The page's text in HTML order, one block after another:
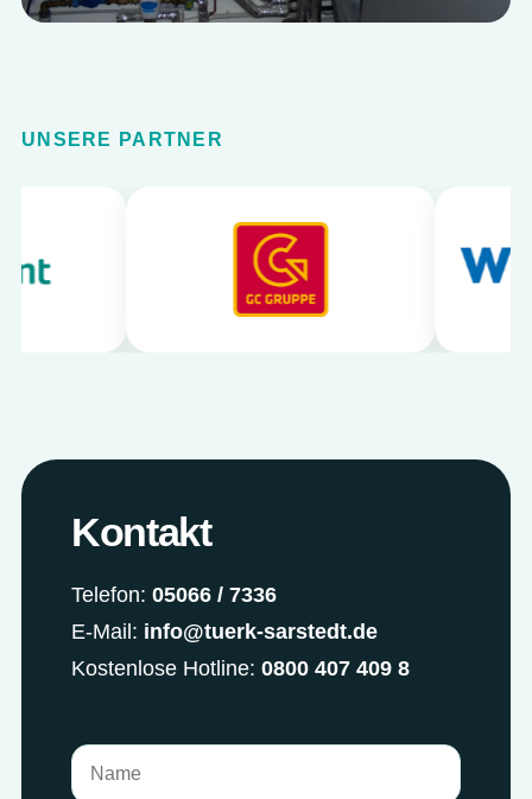
UNSERE PARTNER
Kontakt
Telefon: 05066 / 7336
E-Mail: info@tuerk-sarstedt.de
Kostenlose Hotline: 0800 407 409 8